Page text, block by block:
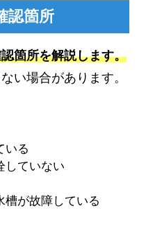
認箇所
箇所を解説します。
い場合があります。
いる
していない
槽が故障している